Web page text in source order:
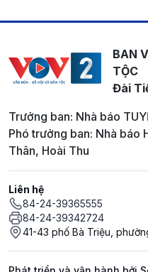
BAN
TỘC
Đài
Trưởng ban: Nhà báo
Phó trưởng ban: Nhà báo
Thân, Hoài Thu
Liên hệ
84-24-39365555
84-24-39342724
41-43 phố Bà Triệu,